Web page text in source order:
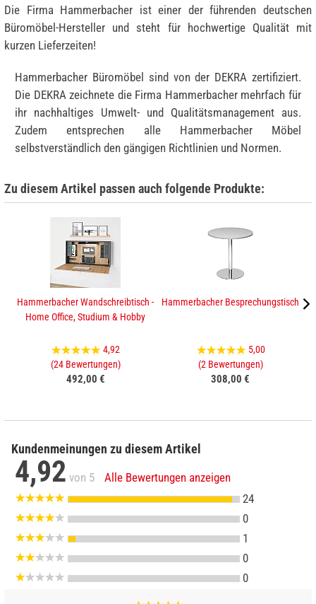
Die Firma Hammerbacher ist einer der führenden deutschen
Büromöbel-Hersteller und steht für hochwertige Qualität mit
kurzen Lieferzeiten!
Hammerbacher Büromöbel sind von der DEKRA zertifiziert.
Die DEKRA zeichnete die Firma Hammerbacher mehrfach für
ihr nachhaltiges Umwelt- und Qualitätsmanagement aus.
Zudem entsprechen alle Hammerbacher Möbel
selbstverständlich den gängigen Richtlinien und Normen.
Zu diesem Artikel passen auch folgende Produkte:
Hammerbacher Wandschreibtisch -
Home Office, Studium & Hobby
4,92
(24 Bewertungen)
492,00 €
Hammerbacher Besprechungstisch
5,00
(2 Bewertungen)
308,00 €
Kundenmeinungen zu diesem Artikel
4,92 von 5
Alle Bewertungen anzeigen
24
0
1
0
0